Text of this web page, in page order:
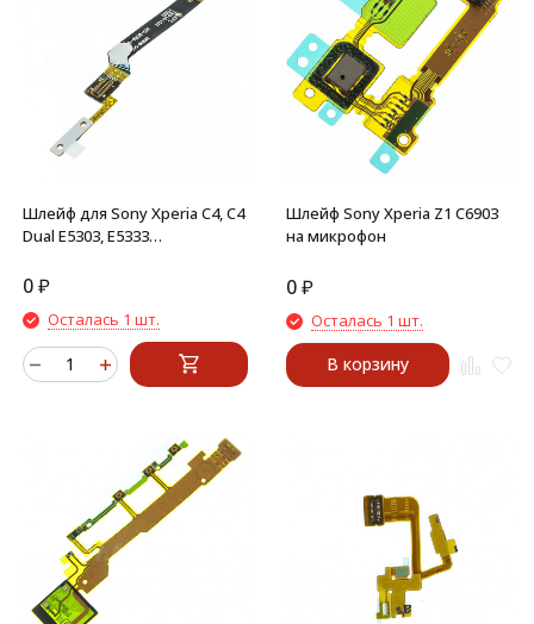
Шлейф для Sony Xperia C4, C4
Dual E5303, E5333
0₽
Осталась 1 шт.
Шлейф Sony Xperia Z1 C6903
на микрофон
0₽
Осталась 1 шт.
В корзину